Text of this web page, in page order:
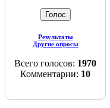
Результаты
Другие опросы
Всего голосов: 1970
Комментарии: 10